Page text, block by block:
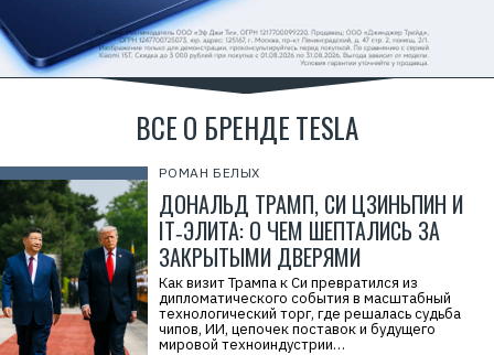
ВСЕ О БРЕНДЕ TESLA
РОМАН БЕЛЫХ
ДОНАЛЬД ТРАМП, СИ ЦЗИНЬПИН И
IT‑ЭЛИТА: О ЧЕМ ШЕПТАЛИСЬ ЗА
ЗАКРЫТЫМИ ДВЕРЯМИ
Как визит Трампа к Си превратился из
дипломатического события в масштабный
технологический торг, где решалась судьба
чипов, ИИ, цепочек поставок и будущего
мировой техноиндустрии…